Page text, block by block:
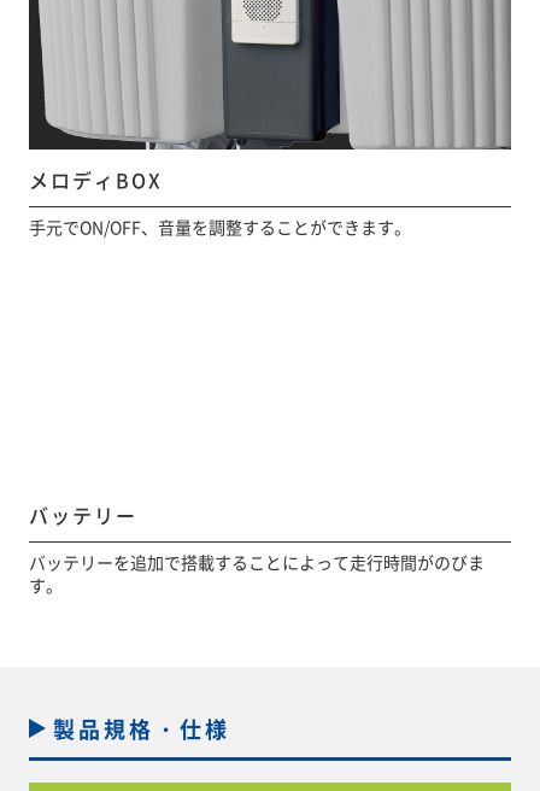
メロディBOX
手元でON/OFF、音量を調整することができます。
バッテリー
バッテリーを追加で搭載することによって走行時間がのびま
す。
製品規格・仕様